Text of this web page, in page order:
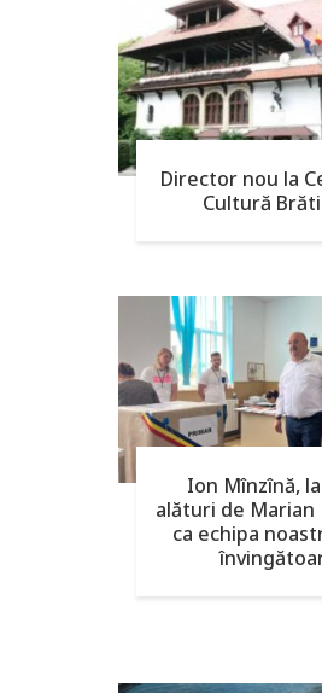
Director nou la
Cultură
Ion Mînzînă,
alături de Marian
ca echipa